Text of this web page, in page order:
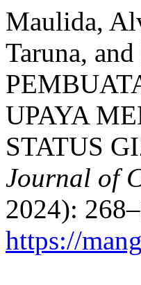
Maulida,
Taruna,
UPAYA
STATUS
Journal of
2024):
https://